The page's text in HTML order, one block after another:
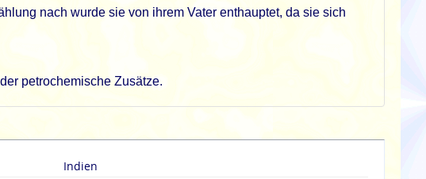
nach wurde sie von ihrem Vater enthauptet, da sie sich
petrochemische Zusätze.
Indien